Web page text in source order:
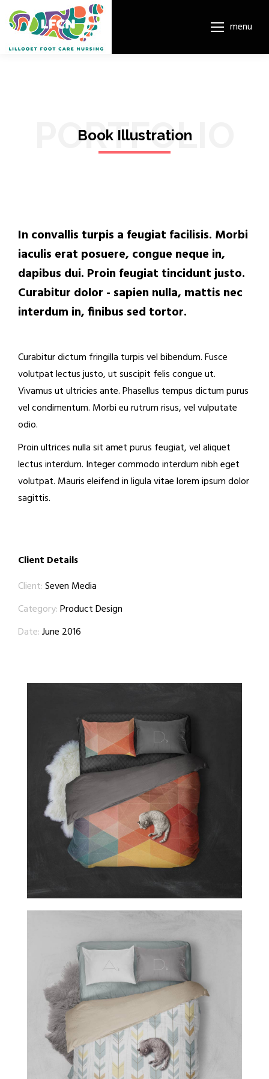
menu
PORTFOLIO
Book Illustration
In convallis turpis a feugiat facilisis. Morbi
iaculis erat posuere, congue neque in,
dapibus dui. Proin feugiat tincidunt justo.
Curabitur dolor - sapien nulla, mattis nec
interdum in, finibus sed tortor.
Curabitur dictum fringilla turpis vel bibendum. Fusce
volutpat lectus justo, ut suscipit felis congue ut.
Vivamus ut ultricies ante. Phasellus tempus dictum purus
vel condimentum. Morbi eu rutrum risus, vel vulputate
odio.
Proin ultrices nulla sit amet purus feugiat, vel aliquet
lectus interdum. Integer commodo interdum nibh eget
volutpat. Mauris eleifend in ligula vitae lorem ipsum dolor
sagittis.
Client Details
Client:Seven Media
Category:Product Design
Date:June 2016